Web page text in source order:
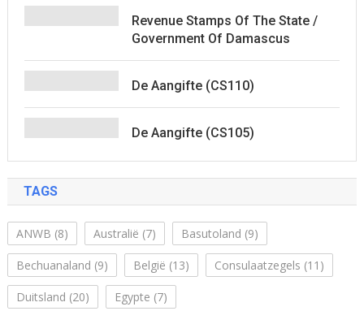
Revenue Stamps Of The State /
Government Of Damascus
De Aangifte (CS110)
De Aangifte (CS105)
TAGS
ANWB (8) Australië (7) Basutoland (9)
Bechuanaland (9) België (13) Consulaatzegels (11)
Duitsland (20) Egypte (7)